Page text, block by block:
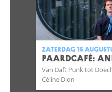
zaterdag 15
Paardcafé:
Van Daft Punk tot
Céline Dion